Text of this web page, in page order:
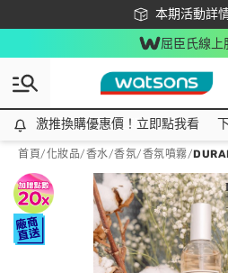
本期活動詳
下載app最高
屈臣氏線上
激推換購優惠價！立即點我看
激推換購優惠價！立即點我看
首頁/化妝品/香水/香氛/香氛噴霧/